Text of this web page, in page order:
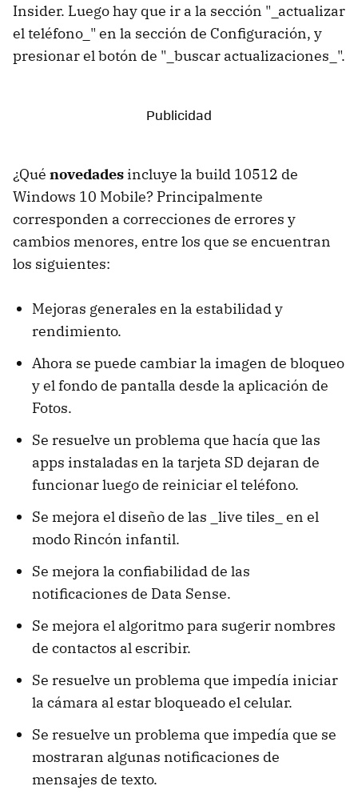
Insider. Luego hay que ir a la sección "_actualizar
el teléfono_" en la sección de Configuración, y
presionar el botón de "_buscar actualizaciones_".
¿Qué novedades incluye la build 10512 de
Windows 10 Mobile? Principalmente
corresponden a correcciones de errores y
cambios menores, entre los que se encuentran
los siguientes:
Mejoras generales en la estabilidad y
rendimiento.
Ahora se puede cambiar la imagen de bloqueo
y el fondo de pantalla desde la aplicación de
Fotos.
Se resuelve un problema que hacía que las
apps instaladas en la tarjeta SD dejaran de
funcionar luego de reiniciar el teléfono.
Se mejora el diseño de las _live tiles_ en el
modo Rincón infantil.
Se mejora la confiabilidad de las
notificaciones de Data Sense.
Se mejora el algoritmo para sugerir nombres
de contactos al escribir.
Se resuelve un problema que impedía iniciar
la cámara al estar bloqueado el celular.
Se resuelve un problema que impedía que se
mostraran algunas notificaciones de
mensajes de texto.